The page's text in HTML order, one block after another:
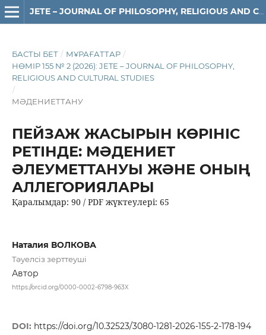
JETE – JОURNAL OF PHILOSOPHY, RELIGIOUS AND CULTURAL STUDIES
БАСТЫ БЕТ / МҰРАҒАТТАР /
НӨМІР 155 № 2 (2026): JETE – JОURNAL OF PHILOSOPHY,
RELIGIOUS АND CULTURAL STUDIES
/
МӘДЕНИЕТТАНУ
ПЕЙЗАЖ ЖАСЫРЫН КӨРІНІС
РЕТІНДЕ: МӘДЕНИЕТ
ӘЛЕУМЕТТАНУЫ ЖӘНЕ ОНЫҢ
АЛЛЕГОРИЯЛАРЫ
Қаралымдар: 90 / PDF жүктеулері: 65
Наталия ВОЛКОВА
Тәуелсіз зерттеуші
Автор
https://orcid.org/0000-0002-6798-963X
DOI: https://doi.org/10.32523/3080-1281-2026-155-2-178-194